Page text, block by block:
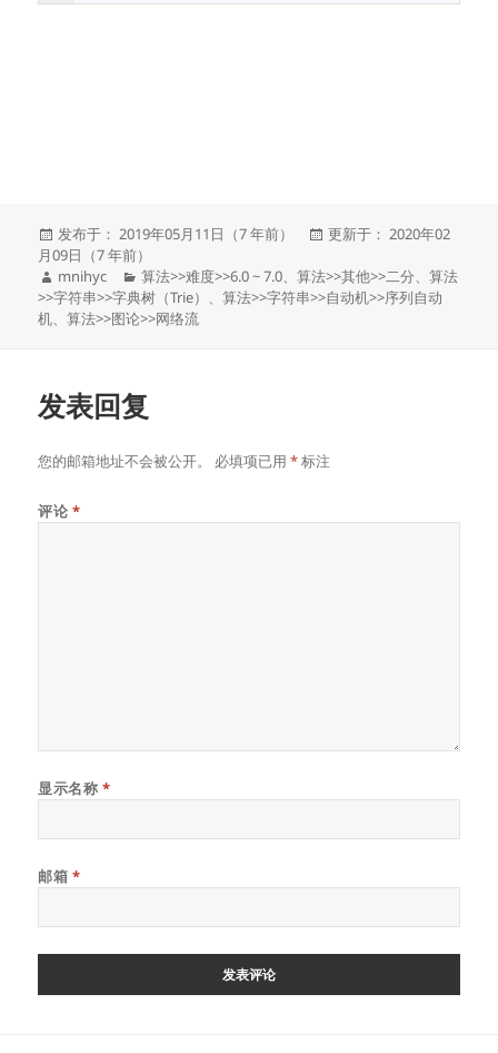
发
布
于
发布于： 2019年05月11日（7 年前）
发
于
更新于： 2020年02
月09日（7 年前）
作
者
mnihyc
分
类
算法>>难度>>6.0 ~ 7.0 、算法>>其他>>二分 、算法
>>字符串>>字典树（Trie） 、算法>>字符串>>自动机>>序列自动
机 、算法>>图论>>网络流
发表回复
您的邮箱地址不会被公开。 必填项已用*标注
评论*
显示名称*
邮箱*